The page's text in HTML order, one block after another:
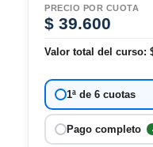
PRECIO POR CUOTA
$ 39.600
Valor total del curso:
1ª de 6 cuotas
Pago completo